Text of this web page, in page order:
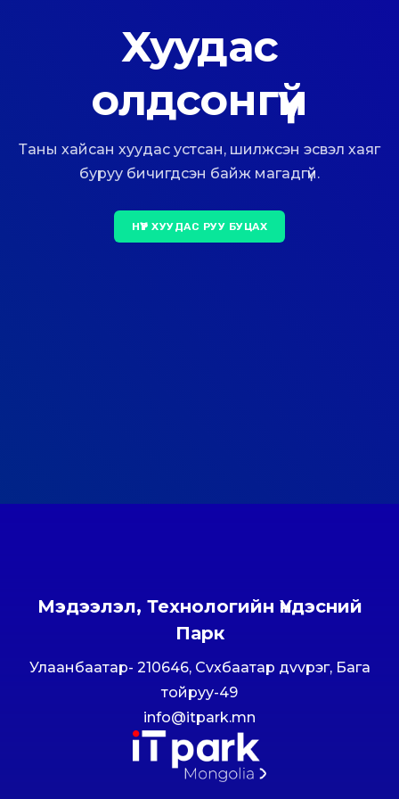
Хуудас
олдсонгүй
Таны хайсан хуудас устсан, шилжсэн эсвэл хаяг
буруу бичигдсэн байж магадгүй.
НҮҮР ХУУДАС РУУ БУЦАХ
Мэдээлэл, Технологийн Үндэсний
Парк
Улаанбаатар- 210646, Сvхбаатар дvvрэг, Бага
тойруу-49
info@itpark.mn